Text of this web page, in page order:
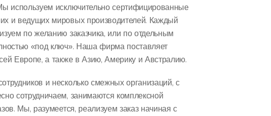
используем исключительно сертифицированные
и ведущих мировых производителей. Каждый
по желанию заказчика, или по отдельным
«под ключ». Наша фирма поставляет
Европе, а также в Азию, Америку и Австралию.
и несколько смежных организаций, с
сотрудничаем, занимаются комплексной
Мы, разумеется, реализуем заказ начиная с